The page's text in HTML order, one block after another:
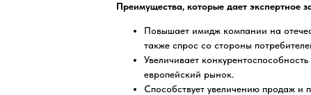
Преимущества, которые дает экспертное
Повышает имидж компании на
также спрос со стороны
Увеличивает
европейский рынок.
Способствует увеличению продаж и